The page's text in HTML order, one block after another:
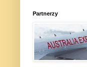
Partnerzy